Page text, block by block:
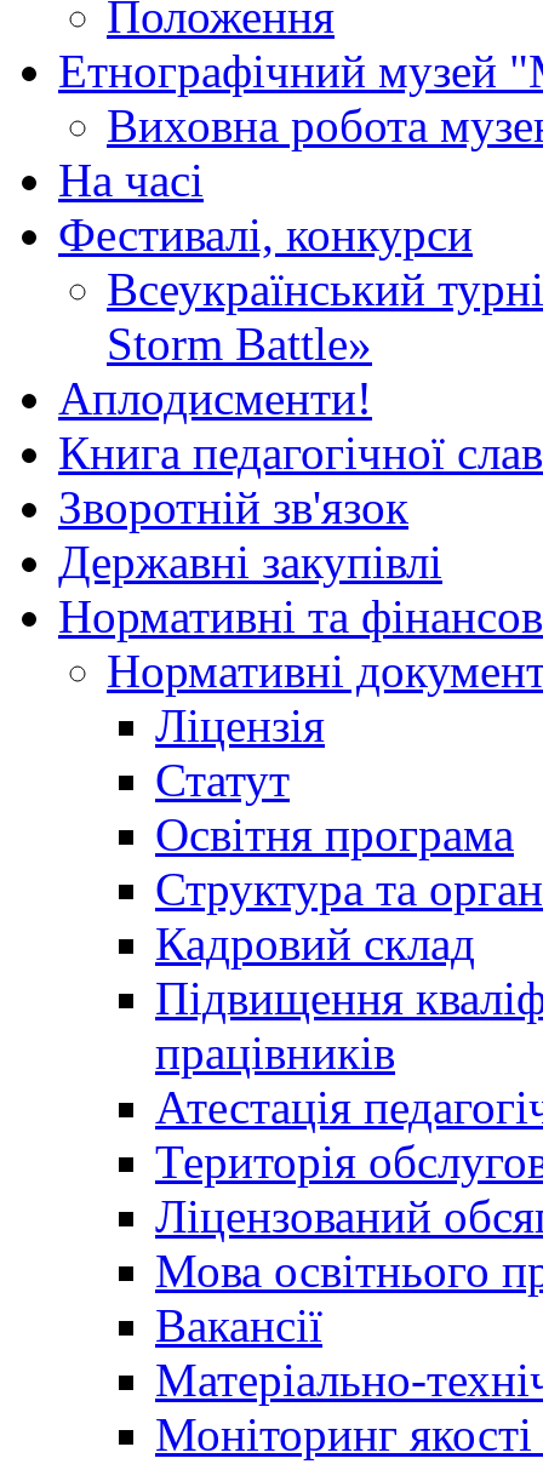
Положення
Етнографічний музей
Виховна робота
На часі
Фестивалі, конкурси
Всеукраїнський
Storm Battle»
Аплодисменти!
Книга педагогічної
Зворотній зв'язок
Державні закупівлі
Нормативні та
Нормативні
Ліцензія
Статут
Освітня програма
Структура та
Кадровий склад
Підвищення
працівників
Атестація
Територія
Ліцензований
Мова освітнього
Вакансії
Матеріально-
Моніторинг якості